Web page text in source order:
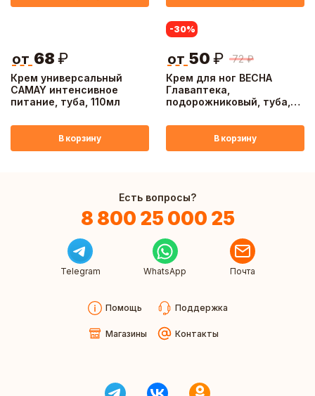
Крем универсальный
CAMAY интенсивное
питание, туба, 110мл
от 68 ₽
В корзину
Крем для ног ВЕСНА
Главаптека,
подорожниковый, туба,
-30%
72 ₽
от 50 ₽
В корзину
Есть вопросы?
8 800 25 000 25
Telegram WhatsApp Почта
Помощь Поддержка
Магазины Контакты